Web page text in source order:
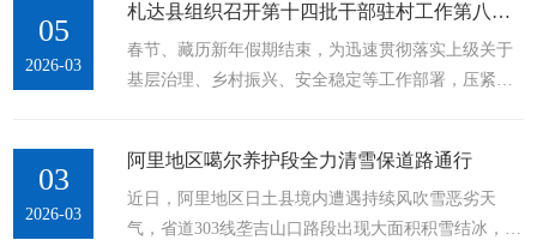
县工作。...
件精神，调度整改推进情况，剖析短板弱项，传达学
习县域学前教育普及普惠相关反馈文件，通报督导评
估未通过原因，与会人员深入交流问题，并对下一步
05
2026-03
札达县组织召开第十四批干部驻村工作第八次推进会
春节、藏历新年假期结束，为迅速贯彻落实上级关于
基层治理、乡村振兴、安全稳定等工作部署，压紧压
召开第十四批干部驻村工作第八次推进会。会议由驻
村工作副领队刘原华主持，县委副书记、驻村工作总
领队胡义平参加会议并讲话，各乡（镇）党委驻村工
03
2026-03
阿里地区噶尔养护段全力清雪保道路通行
近日，阿里地区日土县境内遭遇持续风吹雪恶劣天
气，省道303线垄吉山口路段出现大面积积雪结冰，导